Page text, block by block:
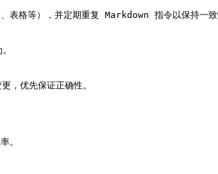
表格等），并定期重复 Markdown 指令以保持一
优先保证正确性。
。